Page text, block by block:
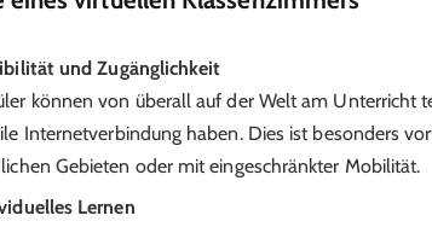
und Zugänglichkeit
können von überall auf der Welt am Unterricht
Internetverbindung haben. Dies ist besonders
Gebieten oder mit eingeschränkter Mobilität.
Lernen